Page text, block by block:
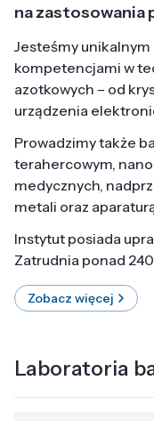
na zastosowania
Jesteśmy unikalnym
kompetencjami w
azotkowych – od
urządzenia
Prowadzimy także
terahercowym,
medycznych,
metali oraz
Instytut posiada
Zatrudnia ponad
Zobacz więcej
Laboratoria